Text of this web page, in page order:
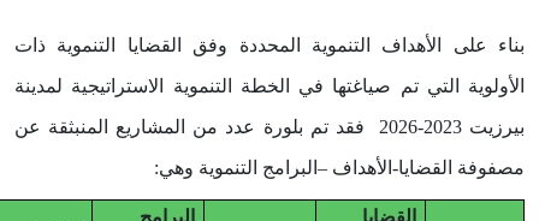
الأهداف التنموية المحددة وفق القضايا التنموية ذات
التي تم صياغتها في الخطة التنموية الاستراتيجية لمدينة
2026
فقد تم بلورة عدد من المشاريع المنبثقة عن
القضايا-الأهداف –البرامج التنموية وهي: